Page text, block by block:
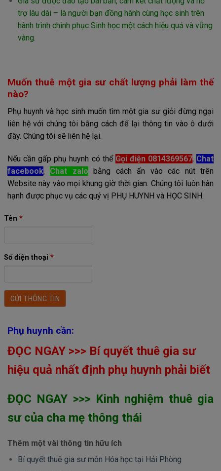
trợ lâu dài – là người bạn đồng hành cùng học sinh trên
hành trình chinh phục Sinh học một cách hiệu quả và vững
vàng.
Muốn thuê một gia sư chất lượng phải làm thế
nào?
Phụ huynh và học sinh muốn tìm một gia sư giỏi đừng ngại
liên hệ với chúng tôi bằng cách để lại thông tin vào ô dưới
đây. Chúng tôi sẽ liên hệ lại.
Nếu cần gấp phụ huynh có thể Gọi điện 0814369567, Chat
facebook, Chat zalo bằng cách ấn vào các nút trên
Website này vào mọi khung giờ thời gian. Chúng tôi luôn hân
hạnh được phục vụ các quý vị PHỤ HUYNH và HỌC SINH.
Tên *
Số điện thoại *
Phụ huynh cần:
ĐỌC NGAY >>> Bí quyết thuê gia sư
hiệu quả nhất định phụ huynh phải biết
ĐỌC NGAY >>> Kinh nghiệm thuê gia
sư của cha mẹ thông thái
Thêm một vài thông tin hữu ích
Bí quyết thuê gia sư môn Hóa học tại Hải Phòng